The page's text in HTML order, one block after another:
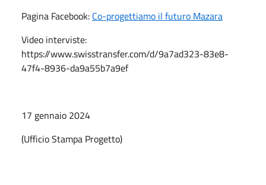
Pagina Facebook: Co-progettiamo il futuro Mazara
Video interviste:
https://www.swisstransfer.com/d/9a7ad323-83e8-
47f4-8936-da9a55b7a9ef
17 gennaio 2024
(Ufficio Stampa Progetto)